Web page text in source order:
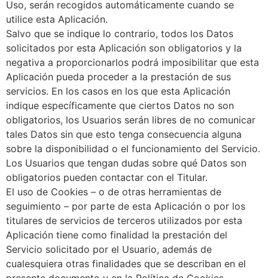
Uso, serán recogidos automáticamente cuando se
utilice esta Aplicación.
Salvo que se indique lo contrario, todos los Datos
solicitados por esta Aplicación son obligatorios y la
negativa a proporcionarlos podrá imposibilitar que esta
Aplicación pueda proceder a la prestación de sus
servicios. En los casos en los que esta Aplicación
indique específicamente que ciertos Datos no son
obligatorios, los Usuarios serán libres de no comunicar
tales Datos sin que esto tenga consecuencia alguna
sobre la disponibilidad o el funcionamiento del Servicio.
Los Usuarios que tengan dudas sobre qué Datos son
obligatorios pueden contactar con el Titular.
El uso de Cookies – o de otras herramientas de
seguimiento – por parte de esta Aplicación o por los
titulares de servicios de terceros utilizados por esta
Aplicación tiene como finalidad la prestación del
Servicio solicitado por el Usuario, además de
cualesquiera otras finalidades que se describan en el